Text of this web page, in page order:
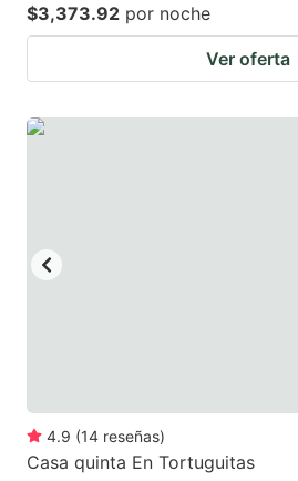
$3,373.92 por noche
Ver oferta
4.9 (14 reseñas)
Casa quinta En Tortuguitas